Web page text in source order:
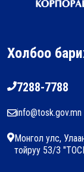
Холбоо
7288-7788
info@tosk.gov.mn
Монгол улс,
тойруу 53/3